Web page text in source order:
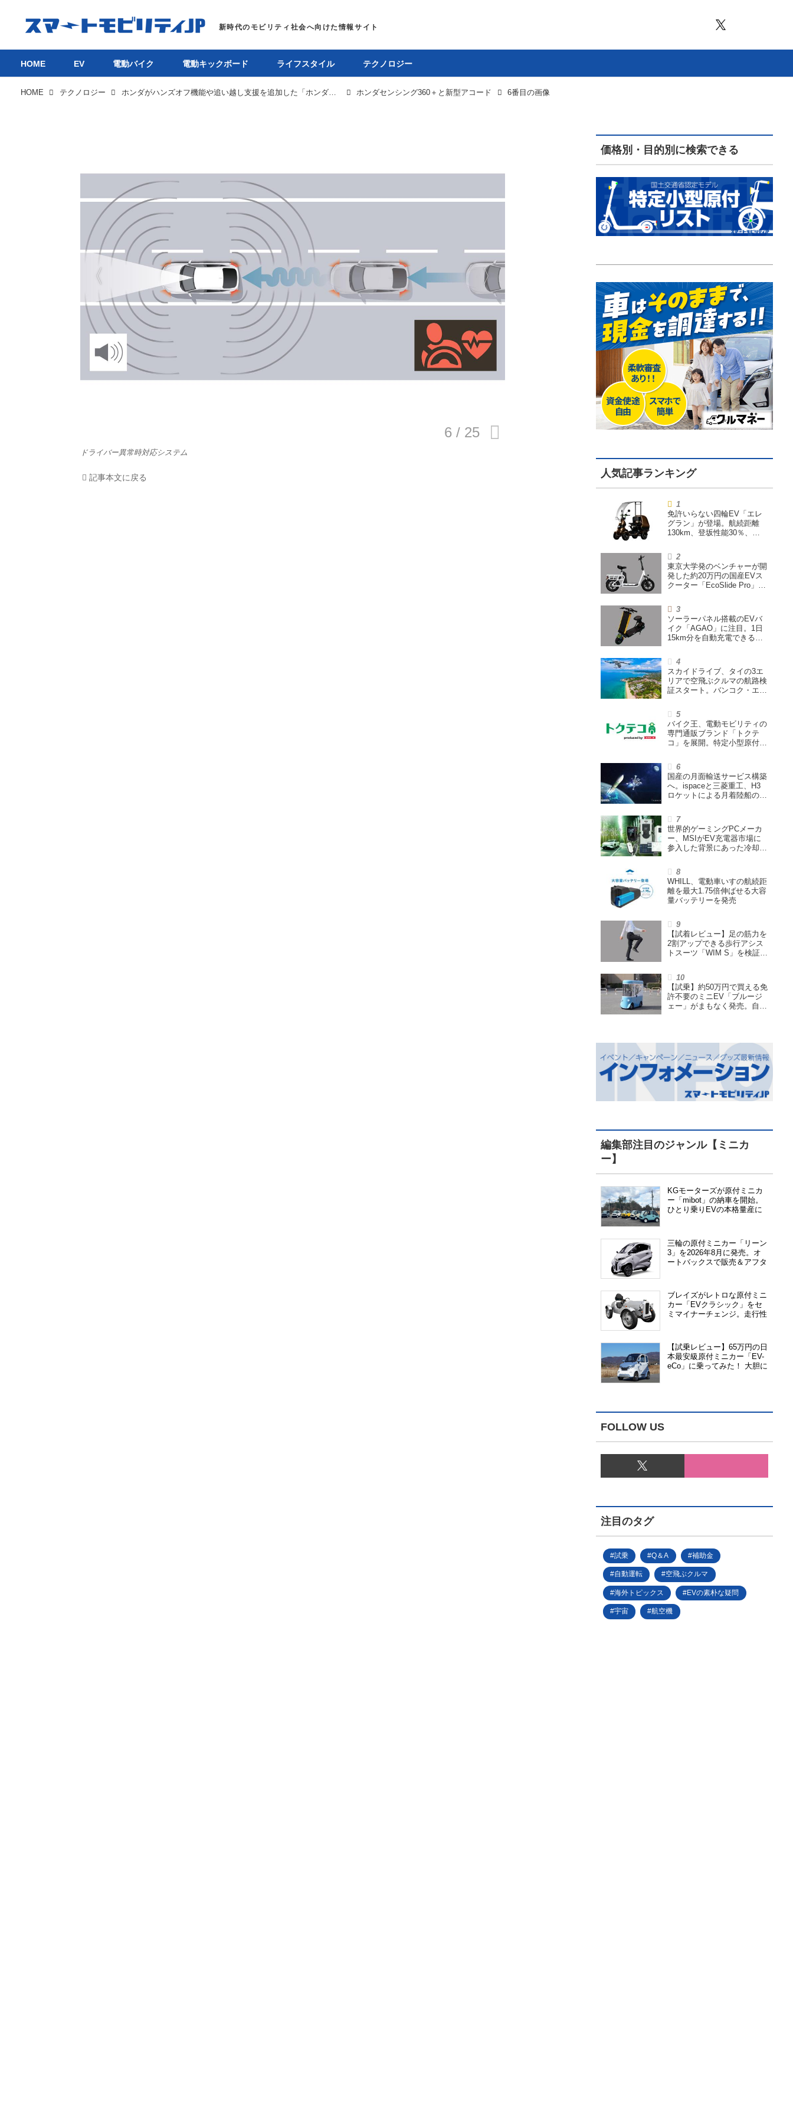
HOME
EV
電動バイク
HOME EV 電動バイク 電動キックボード ライフスタイル テクノロジー
HOME テクノロジー ホンダがハンズオフ機能や追い越し支援を追加した「ホンダセンシング360＋」を発表 ホンダセンシング360＋と新型アコード 6番目の画像
ドライバー異常時対応システム
記事本文に戻る
価格別・目的別に検索できる
免許いらない四輪EV「エレ
グラン」が登場。航続距離
130km、登坂性能30％、
東京大学発のベンチャーが開
発した約20万円の国産EVス
クーター「EcoSlide Pro」が
ハイパワー特定小型原付
ソーラーパネル搭載のEVバ
イク「AGAO」に注目。1日
15km分を自動充電できる
スカイドライブ、タイの3エ
リアで空飛ぶクルマの航路検
証スタート。バンコク・エア
指す
バイク王、電動モビリティの
専門通販ブランド「トクテ
コ」を展開。特定小型原付や
国産の月面輸送サービス構築
へ。ispaceと三菱重工、H3
ロケットによる月着陸船の打
結
世界的ゲーミングPCメーカ
ー、MSIがEV充電器市場に
参入した背景にあった冷却技
回】
WHILL、電動車いすの航続距
離を最大1.75倍伸ばせる大容
量バッテリーを発売
【試着レビュー】足の筋力を
2割アップできる歩行アシス
トスーツ「WIM S」を検証。
【試乗】約50万円で買える免
許不要のミニEV「ブルージ
ェー」がまもなく発売。自転
編集部注目のジャンル【ミニカ
ー】
KGモーターズが原付ミニカ
ー「mibot」の納車を開始。
ひとり乗りEVの本格量産に
三輪の原付ミニカー「リーン
3」を2026年8月に発売。オ
ートバックスで販売＆アフタ
ブレイズがレトロな原付ミニ
カー「EVクラシック」をセ
ミマイナーチェンジ。走行性
【試乗レビュー】65万円の日
本最安級原付ミニカー「EV-
eCo」に乗ってみた！ 大胆に
FOLLOW US
注目のタグ
試乗 Q＆A 補助金
自動運転 空飛ぶクルマ
海外トピックス EVの素朴な疑問
宇宙 航空機